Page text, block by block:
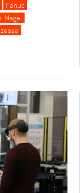
Fanuc
Nagel